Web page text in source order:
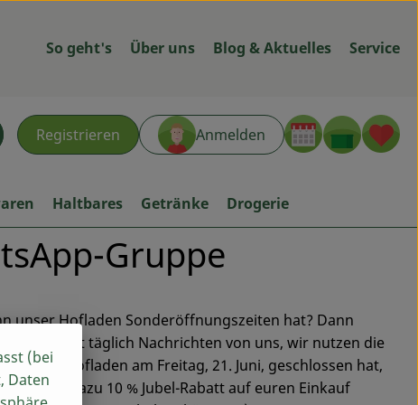
So geht's Über uns Blog & Aktuelles Service
Registrieren Anmelden
Haltbares Getränke Drogerie
Gruppe
unser Hofladen Sonderöffnungszeiten hat? Dann
nicht täglich Nachrichten von uns, wir nutzen die
unser Hofladen am Freitag, 21. Juni, geschlossen hat,
noch dazu 10 % Jubel-Rabatt auf euren Einkauf
(bei
Daten